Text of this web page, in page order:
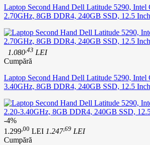
Laptop Second Hand Dell Latitude 5290, Intel
2.70GHz, 8GB DDR4, 240GB SSD, 12.5
1.080 ,43 LEI
Cumpără
Laptop Second Hand Dell Latitude 5290, Intel
3.40GHz, 8GB DDR4, 240GB SSD, 12.5
-4%
1.299 ,00 LEI 1.247,69 LEI
Cumpără